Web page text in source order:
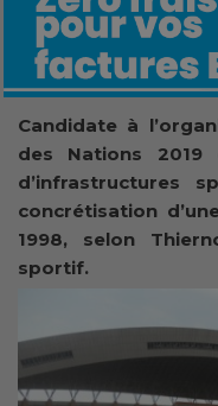
Candidate à
des Nations 2019
d’infrastructures
concrétisation
1998, selon
sportif.